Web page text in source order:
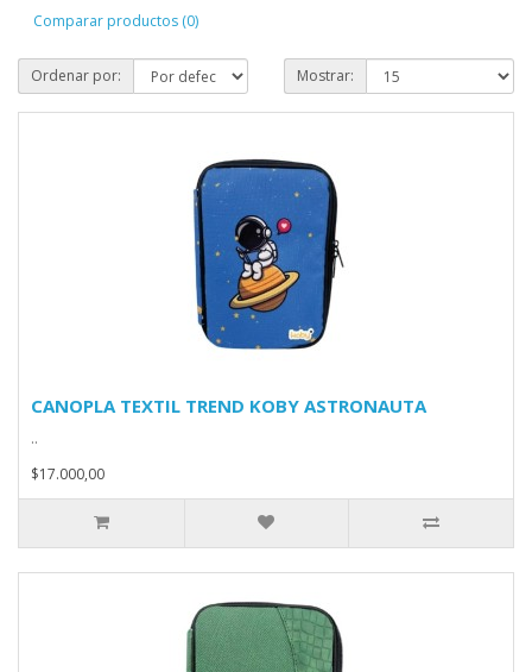
Comparar productos (0)
Ordenar por: Mostrar:
CANOPLA TEXTIL TREND KOBY ASTRONAUTA
..
$17.000,00